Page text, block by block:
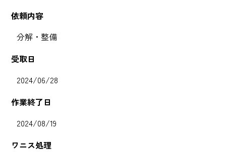
依頼内容
分解・整備
受取日
2024/06/28
作業終了日
2024/08/19
ワニス処理